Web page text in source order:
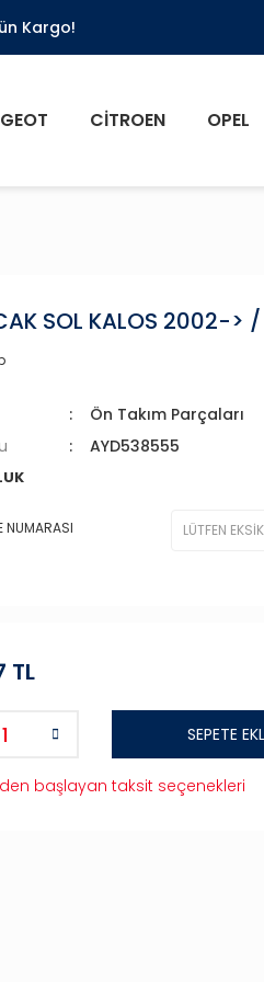
Kargo!
CITROEN OPEL
SOL KALOS 2002->
Ön Takım Parçaları
AYD538555
NUMARASI
TL
SEPETE
başlayan taksit seçenekleri